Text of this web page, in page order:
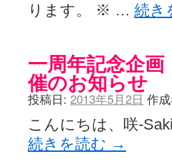
ります。 ※ … 続き
一周年記念企
催のお知らせ
投稿日: 2013年5月2日 作
こんにちは、咲-
続きを読む →